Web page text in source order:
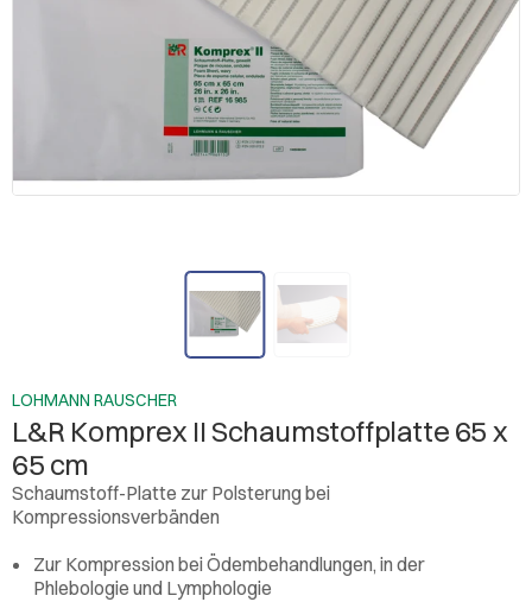
LOHMANN RAUSCHER
L&R Komprex II Schaumstoffplatte 65 x
65 cm
Schaumstoff-Platte zur Polsterung bei
Kompressionsverbänden
Zur Kompression bei Ödembehandlungen, in der
Phlebologie und Lymphologie